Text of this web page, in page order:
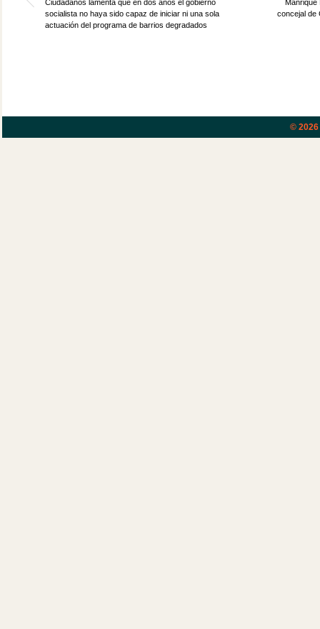
Ciudadanos lamenta que en dos años el gobierno
socialista no haya sido capaz de iniciar ni una sola
actuación del programa de barrios degradados
concejal de
© 2026